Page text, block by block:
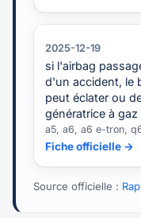
2025-12-19
si l'airbag
d'un accident, le
peut éclater ou
génératrice à
a5, a6, a6 e-tron,
Fiche officielle →
Source officielle :